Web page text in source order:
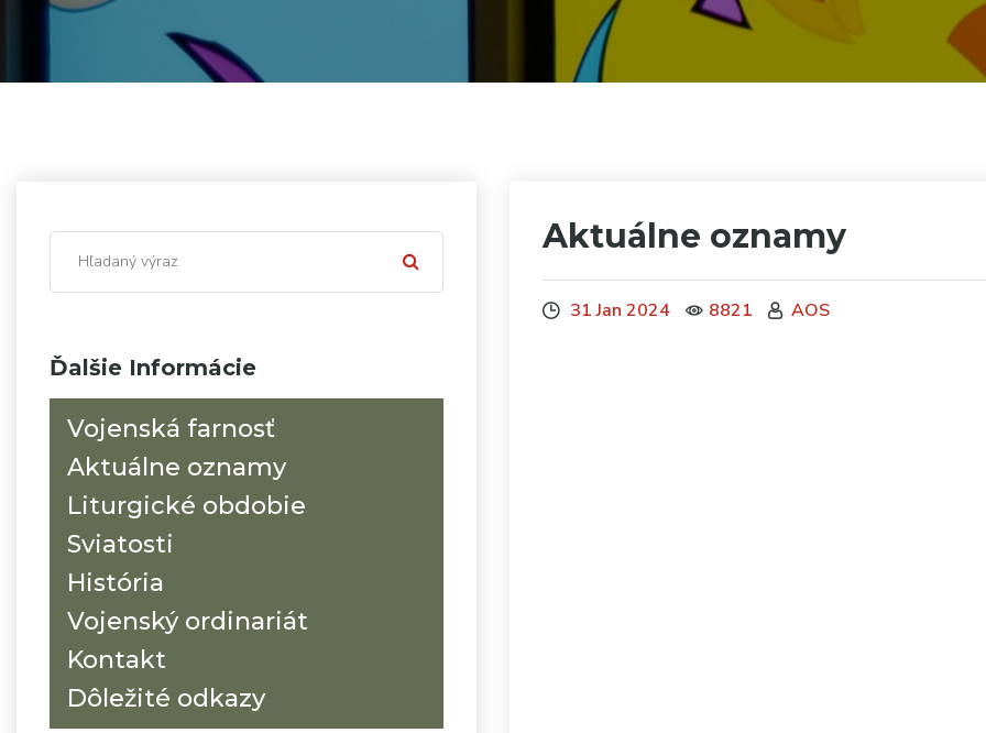
Ďalšie Informácie
Vojenská farnosť
Aktuálne oznamy
Liturgické obdobie
Sviatosti
História
Vojenský ordinariát
Kontakt
Dôležité odkazy
Aktuálne oznamy
31 Jan 2024 8821 AOS